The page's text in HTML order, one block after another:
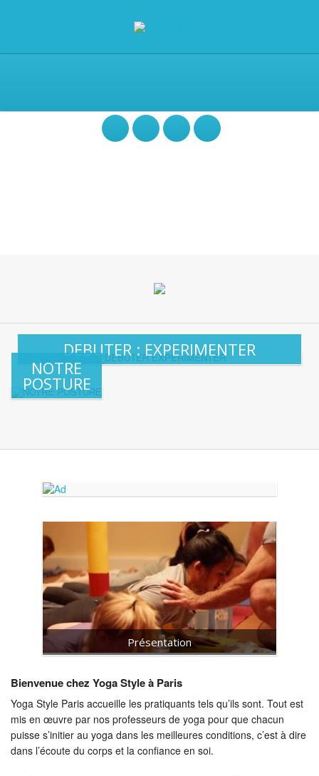
DEBUTER : EXPERIMENTER
NOTRE
POSTURE
Présentation
Bienvenue chez Yoga Style à Paris
Yoga Style Paris accueille les pratiquants tels qu’ils sont. Tout est
mis en œuvre par nos professeurs de yoga pour que chacun
puisse s’initier au yoga dans les meilleures conditions, c’est à dire
dans l’écoute du corps et la confiance en soi.